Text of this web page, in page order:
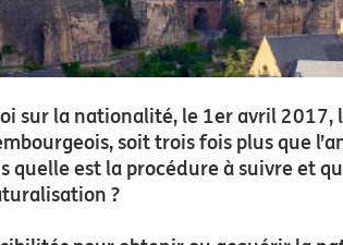
sur la nationalité, le 1er avril
soit trois fois plus que
quelle est la procédure à suivre et
?